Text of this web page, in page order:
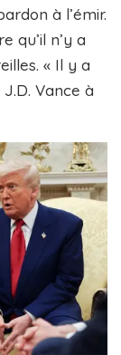
à l’émir.
qu’il n’y a
« Il y a
Vance à